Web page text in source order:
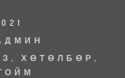
, ХӨТӨЛБӨР ,